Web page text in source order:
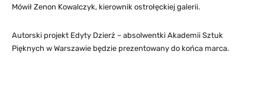
Mówił Zenon Kowalczyk, kierownik ostrołęckiej galerii.
Autorski projekt Edyty Dzierż – absolwentki Akademii Sztuk
Pięknych w Warszawie będzie prezentowany do końca marca.